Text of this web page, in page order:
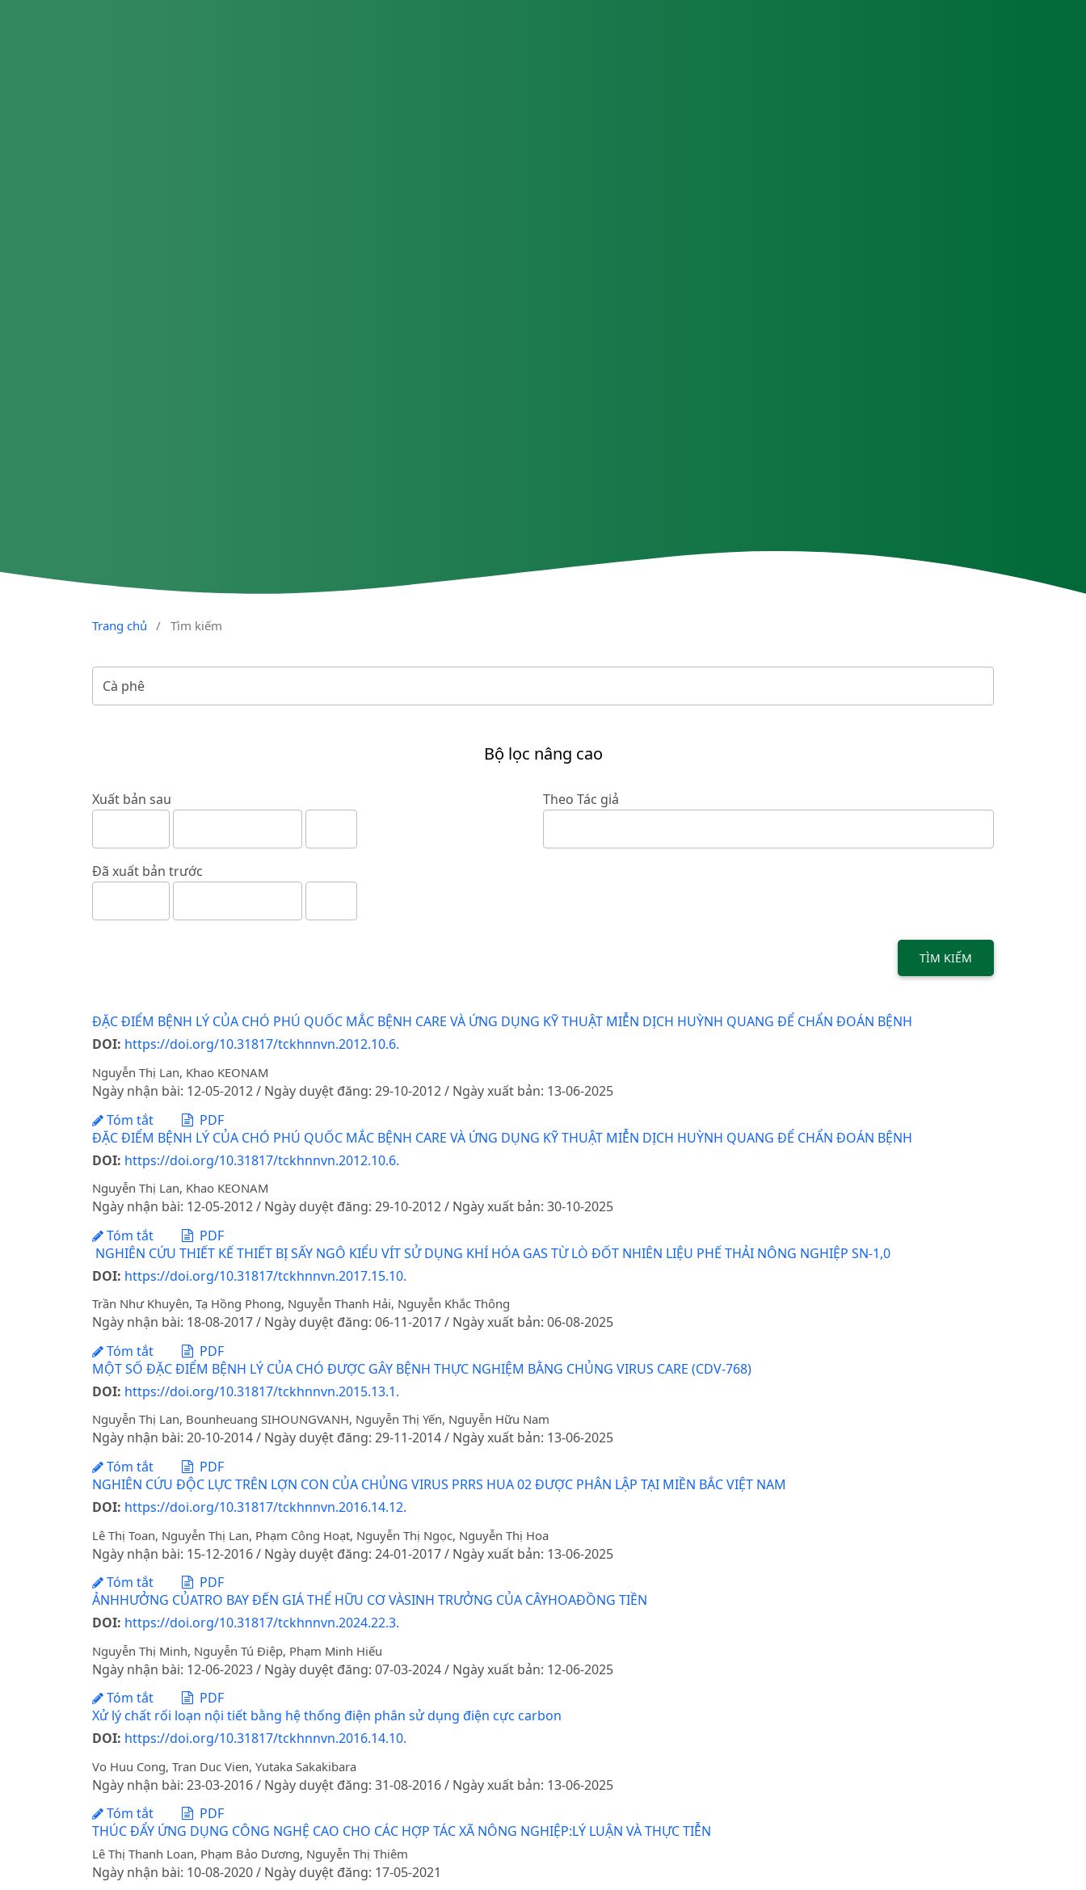
Trang chủ / Tìm kiếm
Bộ lọc nâng cao
Xuất bản sau
Đã xuất bản trước
Theo Tác giả
TÌM KIẾM
ĐẶC ĐIỂM BỆNH LÝ CỦA CHÓ PHÚ QUỐC MẮC BỆNH CARE VÀ ỨNG DỤNG KỸ THUẬT MIỄN DỊCH HUỲNH QUANG ĐỂ CHẨN ĐOÁN BỆNH
DOI: https://doi.org/10.31817/tckhnnvn.2012.10.6.
Nguyễn Thị Lan, Khao KEONAM
Ngày nhận bài: 12-05-2012 / Ngày duyệt đăng: 29-10-2012 / Ngày xuất bản: 13-06-2025
Tóm tắt
PDF
ĐẶC ĐIỂM BỆNH LÝ CỦA CHÓ PHÚ QUỐC MẮC BỆNH CARE VÀ ỨNG DỤNG KỸ THUẬT MIỄN DỊCH HUỲNH QUANG ĐỂ CHẨN ĐOÁN BỆNH
DOI: https://doi.org/10.31817/tckhnnvn.2012.10.6.
Nguyễn Thị Lan, Khao KEONAM
Ngày nhận bài: 12-05-2012 / Ngày duyệt đăng: 29-10-2012 / Ngày xuất bản: 30-10-2025
Tóm tắt
PDF
NGHIÊN CỨU THIẾT KẾ THIẾT BỊ SẤY NGÔ KIỂU VÍT SỬ DỤNG KHÍ HÓA GAS TỪ LÒ ĐỐT NHIÊN LIỆU PHẾ THẢI NÔNG NGHIỆP SN-1,0
DOI: https://doi.org/10.31817/tckhnnvn.2017.15.10.
Trần Như Khuyên, Tạ Hồng Phong, Nguyễn Thanh Hải, Nguyễn Khắc Thông
Ngày nhận bài: 18-08-2017 / Ngày duyệt đăng: 06-11-2017 / Ngày xuất bản: 06-08-2025
Tóm tắt
PDF
MỘT SỐ ĐẶC ĐIỂM BỆNH LÝ CỦA CHÓ ĐƯỢC GÂY BỆNH THỰC NGHIỆM BẰNG CHỦNG VIRUS CARE (CDV-768)
DOI: https://doi.org/10.31817/tckhnnvn.2015.13.1.
Nguyễn Thị Lan, Bounheuang SIHOUNGVANH, Nguyễn Thị Yến, Nguyễn Hữu Nam
Ngày nhận bài: 20-10-2014 / Ngày duyệt đăng: 29-11-2014 / Ngày xuất bản: 13-06-2025
Tóm tắt
PDF
NGHIÊN CỨU ĐỘC LỰC TRÊN LỢN CON CỦA CHỦNG VIRUS PRRS HUA 02 ĐƯỢC PHÂN LẬP TẠI MIỀN BẮC VIỆT NAM
DOI: https://doi.org/10.31817/tckhnnvn.2016.14.12.
Lê Thị Toan, Nguyễn Thị Lan, Phạm Công Hoạt, Nguyễn Thị Ngọc, Nguyễn Thị Hoa
Ngày nhận bài: 15-12-2016 / Ngày duyệt đăng: 24-01-2017 / Ngày xuất bản: 13-06-2025
Tóm tắt
PDF
ẢNHHƯỞNG CỦATRO BAY ĐẾN GIÁ THỂ HỮU CƠ VÀSINH TRƯỞNG CỦA CÂYHOAĐỒNG TIỀN
DOI: https://doi.org/10.31817/tckhnnvn.2024.22.3.
Nguyễn Thị Minh, Nguyễn Tú Điệp, Phạm Minh Hiếu
Ngày nhận bài: 12-06-2023 / Ngày duyệt đăng: 07-03-2024 / Ngày xuất bản: 12-06-2025
Tóm tắt
PDF
Xử lý chất rối loạn nội tiết bằng hệ thống điện phân sử dụng điện cực carbon
DOI: https://doi.org/10.31817/tckhnnvn.2016.14.10.
Vo Huu Cong, Tran Duc Vien, Yutaka Sakakibara
Ngày nhận bài: 23-03-2016 / Ngày duyệt đăng: 31-08-2016 / Ngày xuất bản: 13-06-2025
Tóm tắt
PDF
THÚC ĐẨY ỨNG DỤNG CÔNG NGHỆ CAO CHO CÁC HỢP TÁC XÃ NÔNG NGHIỆP:LÝ LUẬN VÀ THỰC TIỄN
Lê Thị Thanh Loan, Phạm Bảo Dương, Nguyễn Thị Thiêm
Ngày nhận bài: 10-08-2020 / Ngày duyệt đăng: 17-05-2021